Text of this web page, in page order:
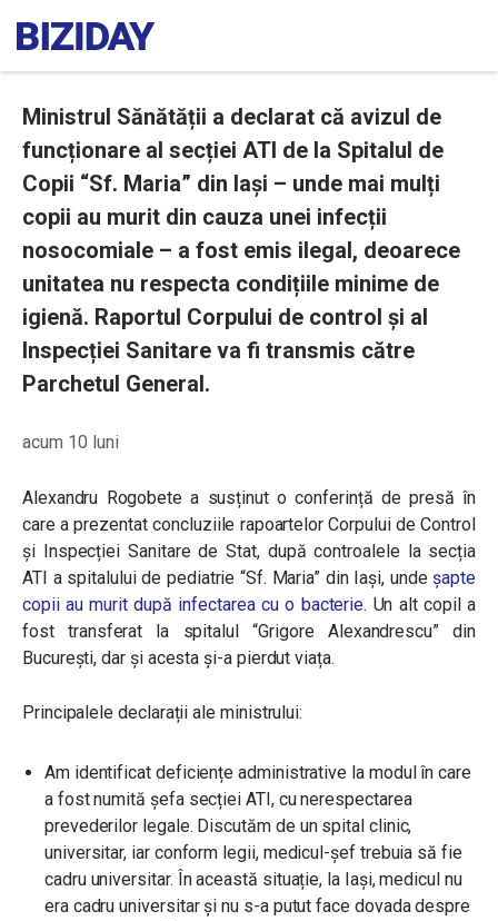
Ministrul Sănătății a declarat că avizul de
funcționare al secției ATI de la Spitalul de
Copii “Sf. Maria” din Iași – unde mai mulți
copii au murit din cauza unei infecții
nosocomiale – a fost emis ilegal, deoarece
unitatea nu respecta condițiile minime de
igienă. Raportul Corpului de control și al
Inspecției Sanitare va fi transmis către
Parchetul General.
acum 10 luni
Alexandru Rogobete a susținut o conferință de presă în
care a prezentat concluziile rapoartelor Corpului de Control
și Inspecției Sanitare de Stat, după controalele la secția
ATI a spitalului de pediatrie “Sf. Maria” din Iași, undeșapte
copii au murit după infectarea cu o bacterie. Un alt copil a
fost transferat la spitalul “Grigore Alexandrescu” din
București, dar și acesta și-a pierdut viața.
Principalele declarații ale ministrului:
Am identificat deficiențe administrative la modul în care
a fost numită șefa secției ATI, cu nerespectarea
prevederilor legale. Discutăm de un spital clinic,
universitar, iar conform legii, medicul-șef trebuia să fie
cadru universitar. În această situație, la Iași, medicul nu
era cadru universitar și nu s-a putut face dovada despre